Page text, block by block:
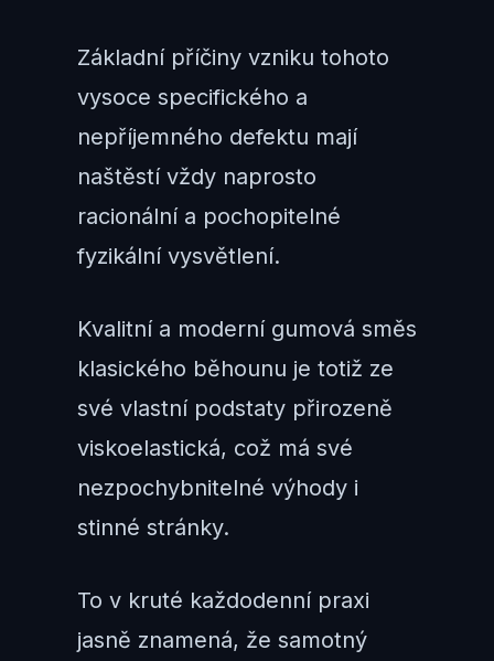
Základní příčiny vzniku tohoto
vysoce specifického a
nepříjemného defektu mají
naštěstí vždy naprosto
racionální a pochopitelné
fyzikální vysvětlení.
Kvalitní a moderní gumová směs
klasického běhounu je totiž ze
své vlastní podstaty přirozeně
viskoelastická, což má své
nezpochybnitelné výhody i
stinné stránky.
To v kruté každodenní praxi
jasně znamená, že samotný